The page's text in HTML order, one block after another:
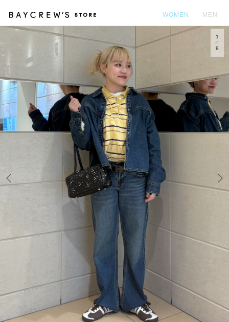
WOMEN MEN
1
9